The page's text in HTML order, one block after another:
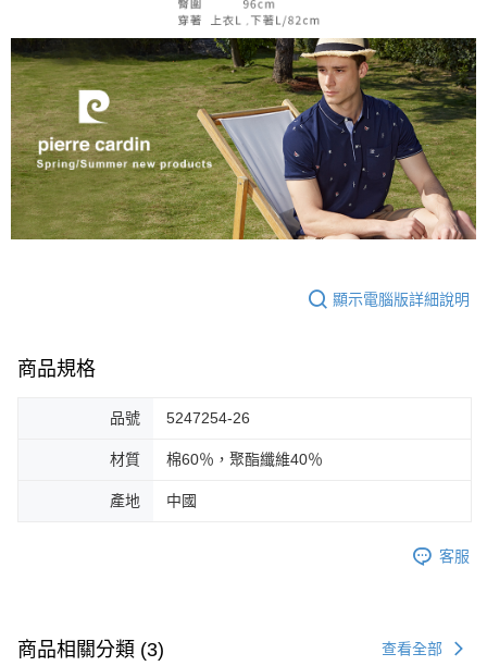
顯示電腦版詳細說明
商品規格
品號 5247254-26
材質 棉60％，聚酯纖維40％
產地 中國
客服
商品相關分類 (3) 查看全部